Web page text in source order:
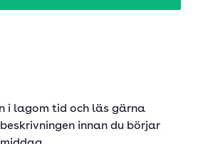
i lagom tid och läs gärna
innan du börjar